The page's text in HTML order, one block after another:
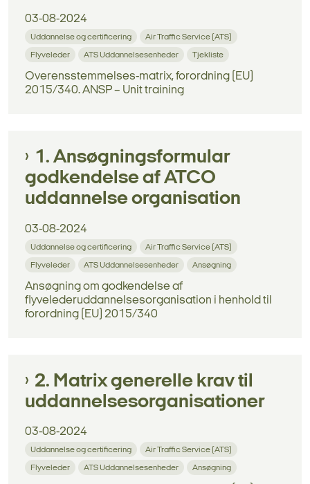
03-08-2024
Uddannelse og certificering Air Traffic Service (ATS)
Flyveleder ATS Uddannelsesenheder Tjekliste
Overensstemmelses-matrix, forordning (EU)
2015/340. ANSP – Unit training
1. Ansøgningsformular
godkendelse af ATCO
uddannelse organisation
03-08-2024
Uddannelse og certificering Air Traffic Service (ATS)
Flyveleder ATS Uddannelsesenheder Ansøgning
Ansøgning om godkendelse af
flyvelederuddannelsesorganisation i henhold til
forordning (EU) 2015/340
2. Matrix generelle krav til
uddannelsesorganisationer
03-08-2024
Uddannelse og certificering Air Traffic Service (ATS)
Flyveleder ATS Uddannelsesenheder Ansøgning